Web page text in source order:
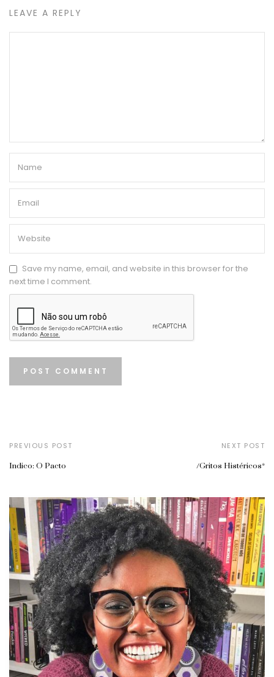
LEAVE A REPLY
Save my name, email, and website in this browser for the
next time I comment.
PREVIOUS POST
Indico: O Pacto
NEXT POST
/Gritos Histéricos*